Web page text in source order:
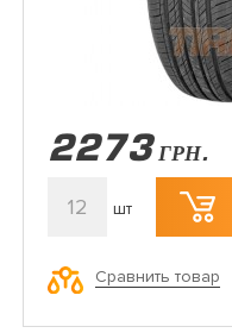
2273 ГРН.
12 шт
Сравнить товар